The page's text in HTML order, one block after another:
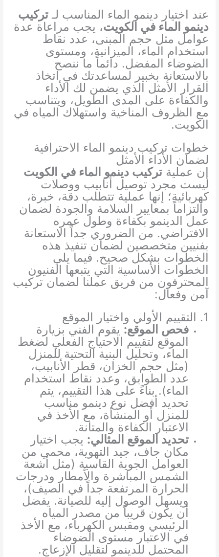
عند اختيار دينمو الماء المناسب لـتركيب
دينمو الماء في الكويت، يجب مراعاة عدة
عوامل مثل حجم المبنى، عدد نقاط
استخدام الماء، الميزانية، ومستوى
الضوضاء المفضل. دائماً ما ننصح
بالاستعانة بخبير لمساعدتك في اتخاذ
القرار الأمثل الذي يضمن لك الأداء
والكفاءة على المدى الطويل، ويتناسب
مع الظروف المناخية واستهلاك المياه في
الكويت.
خطوات تركيب دينمو الماء الاحترافية
لضمان الأداء الأمثل
إن عمليةتركيب دينمو الماء في الكويت
ليست مجرد توصيل أنابيب ووصلات
كهربائية؛ إنها عملية تتطلب دقة، خبرة،
والتزاماً بمعايير السلامة والجودة لضمان
عمل الدينمو بكفاءة وطول عمره
الافتراضي. من الضروري جداً الاستعانة
بفنيين متخصصين لضمان تنفيذ هذه
الخطوات بشكل صحيح. فيما يلي
الخطوات الأساسية التي يتبعها الفنيون
المحترفون من فريق عملنا لضمان تركيب
آمن وفعال:
1. التقييم الأولي واختيار الموقع
فحص الموقع: يقوم الفني بزيارة
الموقع لتقييم الاحتياج الفعلي لضغط
الماء، وتحليل البنية التحتية للمنزل
(مثل حجم الخزان، قطر الأنابيب،
عدد الطوابق، وعدد نقاط استخدام
الماء). بناءً على هذا التقييم، يتم
تحديد أفضل نوع دينمو مناسب
للمنزل أو المنشأة، مع الأخذ في
الاعتبار الكفاءة والمتانة.
تحديد الموقع المثالي: يجب اختيار
مكان جاف، جيد التهوية، محمي من
العوامل الجوية القاسية (مثل أشعة
الشمس المباشرة والأمطار ودرجات
الحرارة المرتفعة جداً في الصيف)،
ويسهل الوصول إليه للصيانة. يفضل
أن يكون قريباً من مصدر المياه
الرئيسي ومقبس الكهرباء، مع الأخذ
في الاعتبار مستوى الضوضاء
المحتمل للدينمو لتقليل الإزعاج.